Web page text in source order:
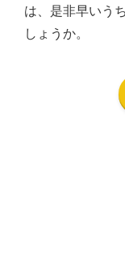
は、是非早いう
しょうか。